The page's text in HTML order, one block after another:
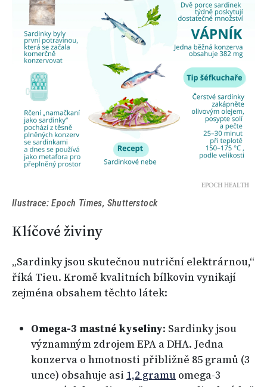
Ilustrace: Epoch Times, Shutterstock
Klíčové živiny
„Sardinky jsou skutečnou nutriční elektrárnou,“
říká Tieu. Kromě kvalitních bílkovin vynikají
zejména obsahem těchto látek:
Omega-3 mastné kyseliny: Sardinky jsou
významným zdrojem EPA a DHA. Jedna
konzerva o hmotnosti přibližně 85 gramů (3
unce) obsahuje asi 1,2 gramu omega-3